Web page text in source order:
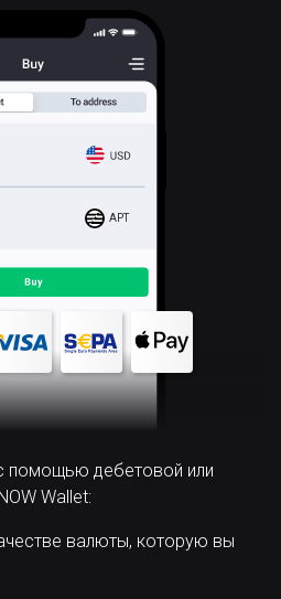
APT
помощью дебетовой или
Wallet:
валюты, которую вы